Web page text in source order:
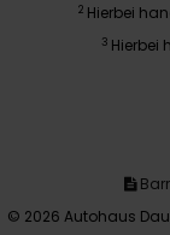
2 Hierbei
3 Hierbei
© 2026 Autohaus